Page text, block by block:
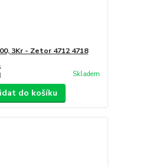
3Kr - Zetor 4712 4718
Skladem
do košíku